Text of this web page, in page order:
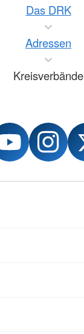
Das DRK
Adressen
Kreisverbände